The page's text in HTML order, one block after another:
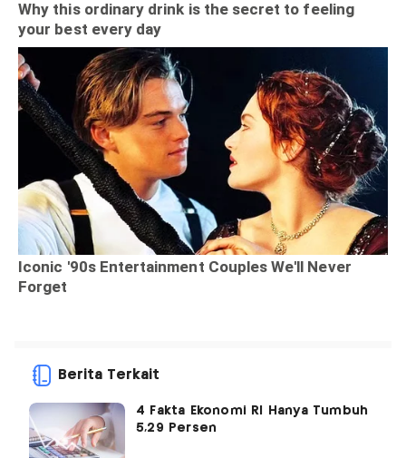
Berita Terkait
4 Fakta Ekonomi RI Hanya Tumbuh
5,29 Persen